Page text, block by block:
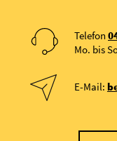
Telefon
Mo. bis
E-Mail: